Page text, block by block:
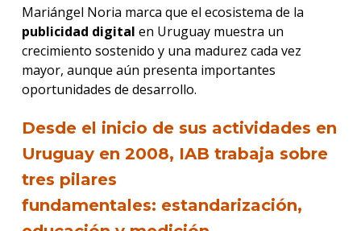
Mariángel Noria marca que el ecosistema de la
publicidad digital en Uruguay muestra un
crecimiento sostenido y una madurez cada vez
mayor, aunque aún presenta importantes
oportunidades de desarrollo.
Desde el inicio de sus actividades en
Uruguay en 2008, IAB trabaja sobre
tres pilares
fundamentales: estandarización,